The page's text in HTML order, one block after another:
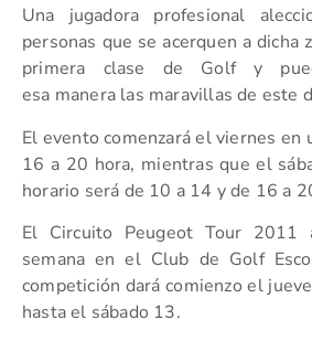
Una jugadora profesional
personas que se acerquen a dicha
primera clase de Golf y
esa manera las maravillas de este
El evento comenzará el viernes en
16 a 20 hora, mientras que el
horario será de 10 a 14 y de 16 a
El Circuito Peugeot Tour 2011
semana en el Club de Golf
competición dará comienzo el
hasta el sábado 13.